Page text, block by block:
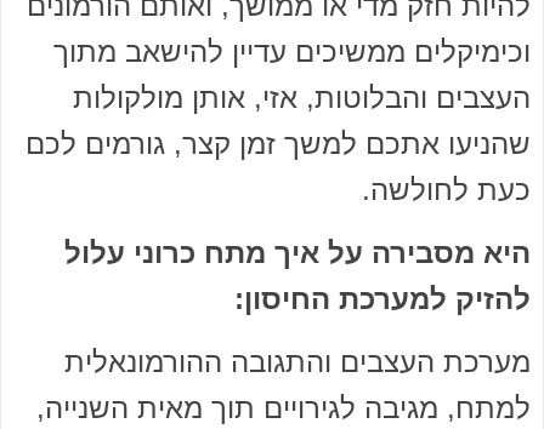
וכימיקלים ממשיכים עדיין להישאב מתוך
העצבים והבלוטות, אזי, אותן מולקולות
שהניעו אתכם למשך זמן קצר, גורמים לכם
כעת לחולשה.
היא מסבירה על איך מתח כרוני עלול
להזיק למערכת החיסון:
מערכת העצבים והתגובה ההורמונאלית
למתח, מגיבה לגירויים תוך מאית השנייה,